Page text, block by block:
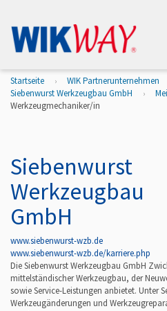
Startseite
WIK Partnerunternehmen
Siebenwurst Werkzeugbau GmbH
Werkzeugmechaniker/in
Siebenwurst
Werkzeugbau
GmbH
www.siebenwurst-wzb.de
www.siebenwurst-wzb.de/karriere.php
Die Siebenwurst Werkzeugbau GmbH
mittelständischer Werkzeugbau, der
sowie Service-Leistungen anbietet. Unter
Werkzeugänderungen und